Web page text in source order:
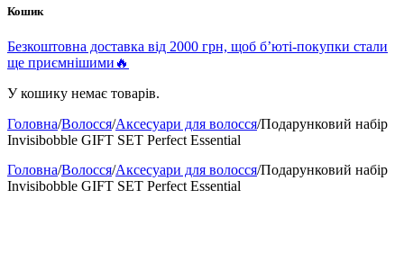
Кошик
Безкоштовна доставка від 2000 грн, щоб б’юті-покупки стали
ще приємнішими🔥
У кошику немає товарів.
Головна/Волосся/Аксесуари для волосся/Подарунковий набір
Invisibobble GIFT SET Perfect Essential
Головна/Волосся/Аксесуари для волосся/Подарунковий набір
Invisibobble GIFT SET Perfect Essential